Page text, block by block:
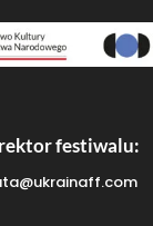
festiwalu: